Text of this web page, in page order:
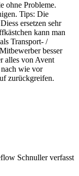
ohne Probleme.
Tips: Die
ersetzen sehr
kann man
Transport- /
besser
alles von Avent
wie vor
zurückgreifen.
Schnuller verfasst